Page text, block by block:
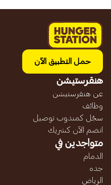
حمل التطبيق الآن
هنقرستيشن
عن هنقرستيشن
وظائف
سجّل كمندوب توصيل
انضم الآن كشريك
متواجدين في
الدمام
جده
الرياض